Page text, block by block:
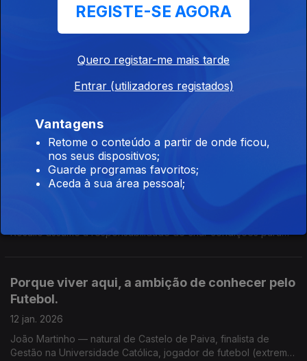
Convergências-
que junta cidade, memória e futuro: a direção do Museu das
Convergências, no Porto.
Estudantes internacionais, como transformam
os territórios?
Rosálio assume a responsabilidade de criar condições para
Porque viver aqui, a ambição de conhecer pelo
Futebol.
12 jan. 2026
João Martinho — natural de Castelo de Paiva, finalista de
Gestão na Universidade Católica, jogador de futebol (extremo
REGISTE-SE AGORA
Quero registar-me mais tarde
Entrar (utilizadores registados)
Vantagens
Retome o conteúdo a partir de onde ficou,
nos seus dispositivos;
Guarde programas favoritos;
Aceda à sua área pessoal;